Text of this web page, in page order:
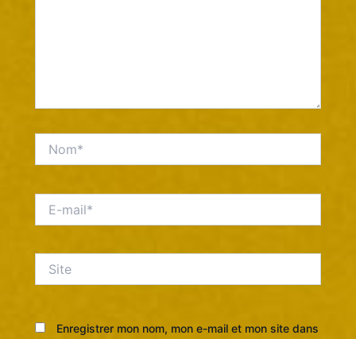
mail*
Enregistrer mon nom, mon e-mail et mon site dans